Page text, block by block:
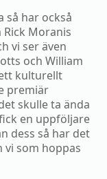
så har också
Rick Moranis
vi ser även
och William
kulturellt
premiär
skulle ta ända
en uppföljare
dess så har det
vi som hoppas